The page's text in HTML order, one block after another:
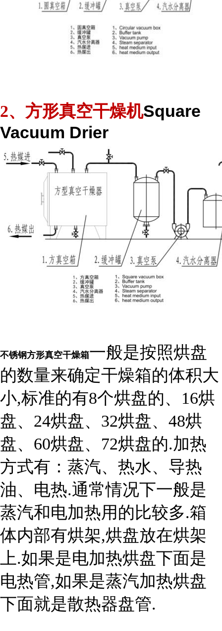
2、方形真空干燥机Square
Vacuum Drier
不锈钢方形真空干燥箱一般是按照烘盘
的数量来确定干燥箱的体积大
小,标准的有8个烘盘的、16烘
盘、24烘盘、32烘盘、48烘
盘、60烘盘、72烘盘的.加热
方式有：蒸汽、热水、导热
油、电热.通常情况下一般是
蒸汽和电加热用的比较多.箱
体内部有烘架,烘盘放在烘架
上.如果是电加热烘盘下面是
电热管,如果是蒸汽加热烘盘
下面就是散热器盘管.